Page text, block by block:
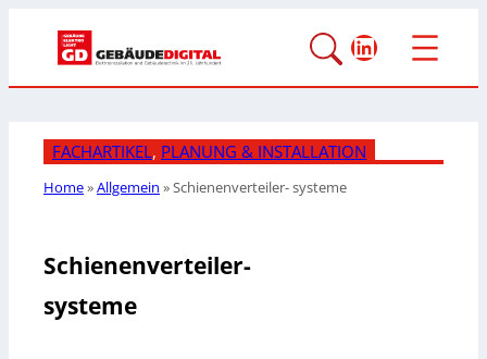
LinkedIn
FACHARTIKEL, PLANUNG & INSTALLATION
Home»Allgemein »Schienenverteiler-systeme
Schienenverteiler-
systeme